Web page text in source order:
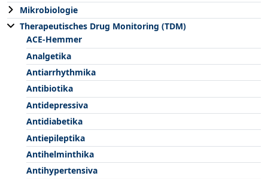
Mikrobiologie
Therapeutisches Drug Monitoring (TDM)
ACE-Hemmer
Analgetika
Antiarrhythmika
Antibiotika
Antidepressiva
Antidiabetika
Antiepileptika
Antihelminthika
Antihypertensiva